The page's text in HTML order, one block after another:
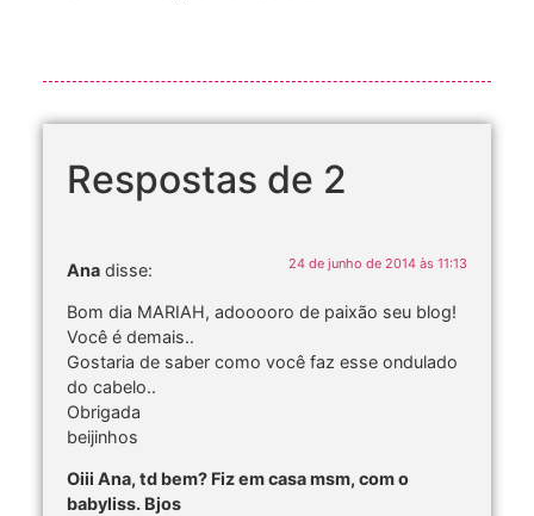
Respostas de 2
Ana disse: 24 de junho de 2014 às 11:13
Bom dia MARIAH, adooooro de paixão seu blog!
Você é demais..
Gostaria de saber como você faz esse ondulado
do cabelo..
Obrigada
beijinhos
Oiii Ana, td bem? Fiz em casa msm, com o
babyliss. Bjos